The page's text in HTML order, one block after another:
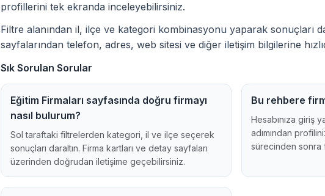
profillerini tek ekranda inceleyebilirsiniz.
Filtre alanından il, ilçe ve kategori kombinasyonu yaparak sonuçları
sayfalarından telefon, adres, web sitesi ve diğer iletişim bilgilerine
Sık Sorulan Sorular
Eğitim Firmaları sayfasında doğru firmayı
nasıl bulurum?
Sol taraftaki filtrelerden kategori, il ve ilçe seçerek
sonuçları daraltın. Firma kartları ve detay sayfaları
üzerinden doğrudan iletişime geçebilirsiniz.
Bu rehbere
Hesabınıza giriş
adımından
sürecinden sonra